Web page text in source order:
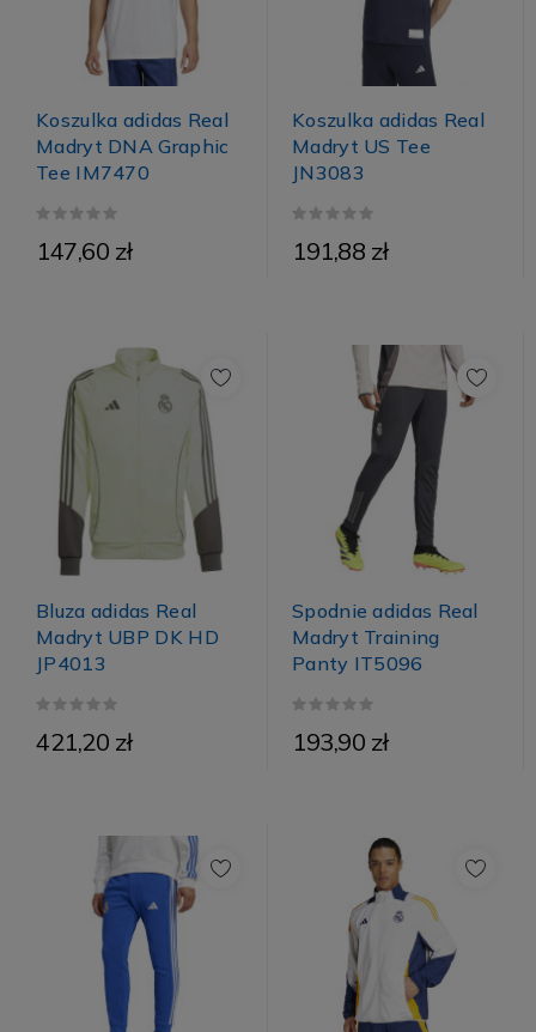
Koszulka adidas Real
Madryt DNA Graphic
Tee IM7470
147,60 zł
Koszulka adidas Real
Madryt US Tee
JN3083
191,88 zł
Bluza adidas Real
Madryt UBP DK HD
JP4013
421,20 zł
Spodnie adidas Real
Madryt Training
Panty IT5096
193,90 zł